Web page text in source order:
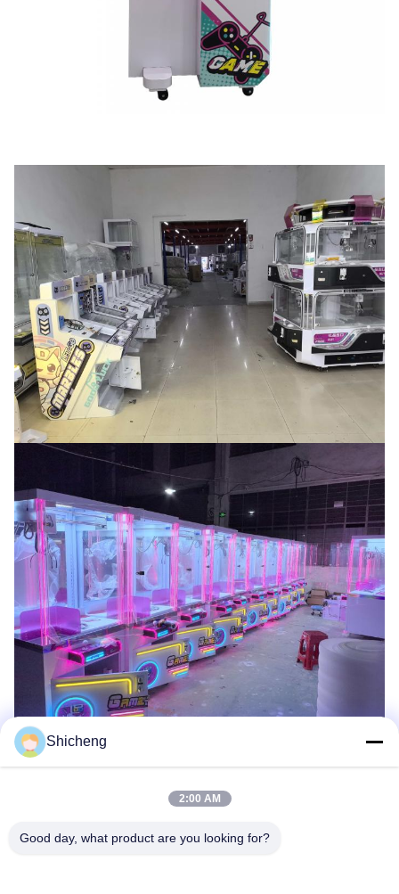
Tag: Taglia La Macchina Del Premio
Macchina Per Bambole Arcade
Shicheng
2:00 AM
Good day, what product are you looking for?